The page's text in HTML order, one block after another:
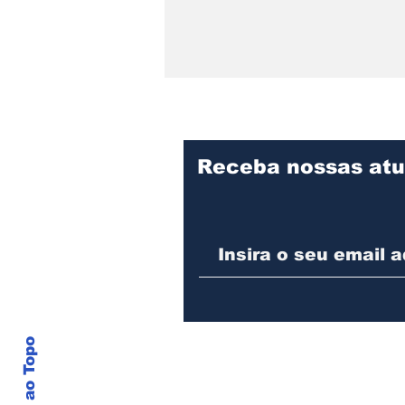
caminhões resulta em
morte na BR-101 em
Receba nossas